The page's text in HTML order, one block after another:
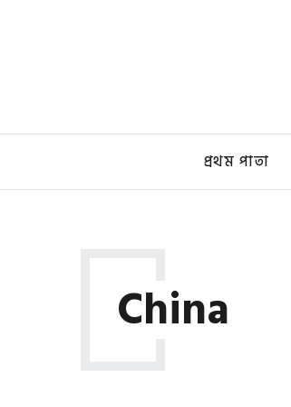
প্রথম পাতা
China